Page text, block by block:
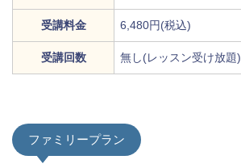
受講料金 6,480円(税込)
受講回数 無し(レッスン受け放題)
ファミリープラン